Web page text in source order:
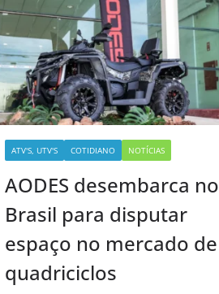
ATV'S, UTV'S COTIDIANO NOTÍCIAS
AODES desembarca no
Brasil para disputar
espaço no mercado de
quadriciclos